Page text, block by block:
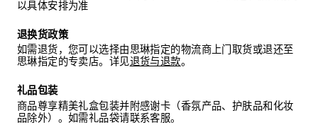
以具体安排为准
退换货政策
如需退货，您可以选择由思琳指定的物流商上门取货或退还至
思琳指定的专卖店。详见退货与退款。
礼品包装
商品尊享精美礼盒包装并附感谢卡（香氛产品、护肤品和化妆
品除外）。如需礼品袋请联系客服。